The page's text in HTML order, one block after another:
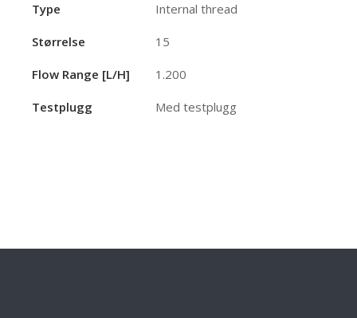
Type Internal thread
Størrelse 15
Flow Range [l/h] 1.200
Testplugg Med testplugg